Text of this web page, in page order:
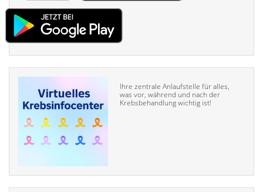
Ihre zentrale Anlaufstelle für alles,
was vor, während und nach der
Krebsbehandlung wichtig ist!